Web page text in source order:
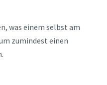
was einem selbst am
zumindest einen